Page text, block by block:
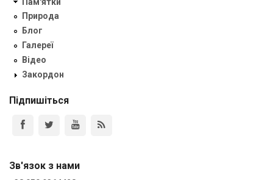
Природа
Блог
Галереї
Відео
Закордон
Підпишіться
Зв'язок з нами